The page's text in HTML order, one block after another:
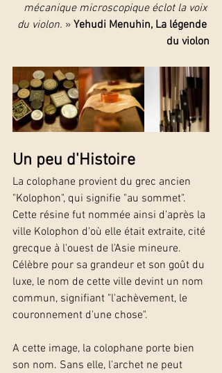
mécanique microscopique éclot la voix
du violon. » Yehudi Menuhin, La légende
du violon
Un peu d'Histoire
La colophane provient du grec ancien
"Kolophon", qui signifie "au sommet".
Cette résine fut nommée ainsi d'après la
ville Kolophon d'où elle était extraite, cité
grecque à l'ouest de l'Asie mineure.
Célèbre pour sa grandeur et son goût du
luxe, le nom de cette ville devint un nom
commun, signifiant "l'achèvement, le
couronnement d'une chose".
A cette image, la colophane porte bien
son nom. Sans elle, l'archet ne peut